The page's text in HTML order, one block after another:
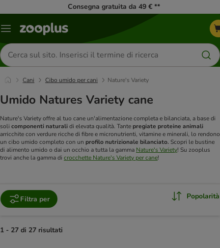
Consegna gratuita da 49 € **
Overview
Cerca
prodotti
Cani Cibo umido per cani Nature's Variety
Umido Natures Variety cane
Nature's Variety offre al tuo cane un'alimentazione completa e bilanciata, a base di
soli componenti naturalidi elevata qualità. Tante pregiate proteine animali
arricchite con verdure ricche di fibre e micronutrienti, vitamine e minerali, lo rendono
un cibo umido completo con un profilo nutrizionale bilanciato. Scopri le bustine
di alimento umido o dai un occhio a tutta la gamma Nature's Variety! Su zooplus
trovi anche la gamma di crocchette Nature's Variety per cane!
Filtra per Popolarità
1 - 27 di 27 risultati